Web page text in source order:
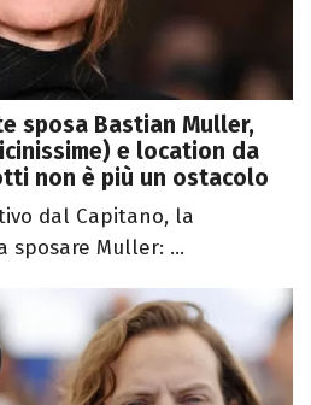
sposa Bastian Muller,
e location da
non è più un ostacolo
dal Capitano, la
sposare Muller: ...